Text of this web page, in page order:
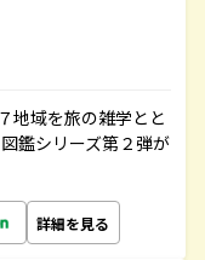
地域を旅の雑学とと
鑑シリーズ第２弾が
詳細を見る